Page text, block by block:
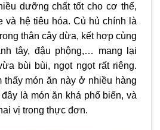
dưỡng chất tốt cho cơ thể,
và hệ tiêu hóa. Củ hủ chính là
thân cây dừa, kết hợp cùng
tây, đậu phộng,… mang lại
bùi bùi, ngọt ngọt rất riêng.
thấy món ăn này ở nhiều hàng
là món ăn khá phổ biến, và
vị trong thực đơn.